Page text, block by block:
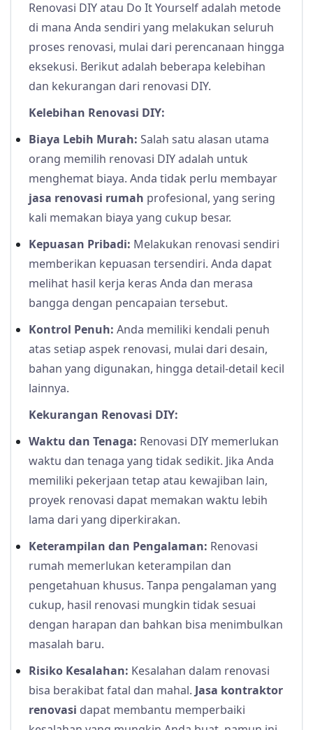
Renovasi DIY atau Do It Yourself adalah metode
di mana Anda sendiri yang melakukan seluruh
proses renovasi, mulai dari perencanaan hingga
eksekusi. Berikut adalah beberapa kelebihan
dan kekurangan dari renovasi DIY.
Kelebihan Renovasi DIY:
Biaya Lebih Murah: Salah satu alasan utama
orang memilih renovasi DIY adalah untuk
menghemat biaya. Anda tidak perlu membayar
jasa renovasi rumah profesional, yang sering
kali memakan biaya yang cukup besar.
Kepuasan Pribadi: Melakukan renovasi sendiri
memberikan kepuasan tersendiri. Anda dapat
melihat hasil kerja keras Anda dan merasa
bangga dengan pencapaian tersebut.
Kontrol Penuh: Anda memiliki kendali penuh
atas setiap aspek renovasi, mulai dari desain,
bahan yang digunakan, hingga detail-detail kecil
lainnya.
Kekurangan Renovasi DIY:
Waktu dan Tenaga: Renovasi DIY memerlukan
waktu dan tenaga yang tidak sedikit. Jika Anda
memiliki pekerjaan tetap atau kewajiban lain,
proyek renovasi dapat memakan waktu lebih
lama dari yang diperkirakan.
Keterampilan dan Pengalaman: Renovasi
rumah memerlukan keterampilan dan
pengetahuan khusus. Tanpa pengalaman yang
cukup, hasil renovasi mungkin tidak sesuai
dengan harapan dan bahkan bisa menimbulkan
masalah baru.
Risiko Kesalahan: Kesalahan dalam renovasi
bisa berakibat fatal dan mahal. Jasa kontraktor
renovasi dapat membantu memperbaiki